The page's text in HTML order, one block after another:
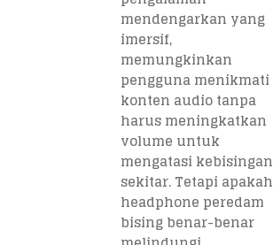
mendengarkan yang
imersif,
memungkinkan
pengguna menikmati
konten audio tanpa
harus meningkatkan
volume untuk
mengatasi kebisingan
sekitar. Tetapi apakah
headphone peredam
bising benar-benar